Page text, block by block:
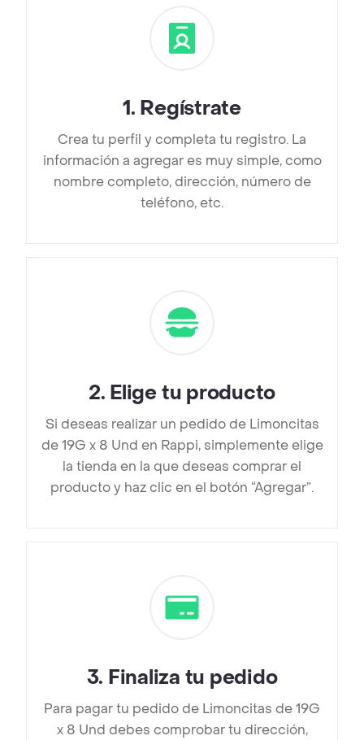
1. Regístrate
Crea tu perfil y completa tu registro. La
información a agregar es muy simple, como
nombre completo, dirección, número de
teléfono, etc.
2. Elige tu producto
Si deseas realizar un pedido de Limoncitas
de 19G x 8 Und en Rappi, simplemente elige
la tienda en la que deseas comprar el
producto y haz clic en el botón “Agregar”.
3. Finaliza tu pedido
Para pagar tu pedido de Limoncitas de 19G
x 8 Und debes comprobar tu dirección,